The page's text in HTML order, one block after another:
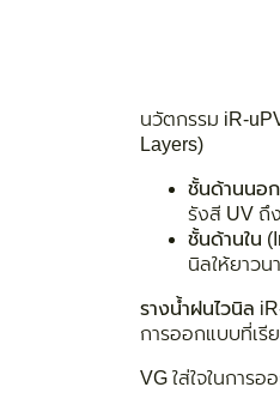
นวัตกรรม iR-
Layers)
ชั้นด้านนอก
รังสี UV ถึ
ชั้นด้านใน
นิลให้ยาวน
รางน้ำฝนไวนิล
การออกแบบที่เรี
VG ใส่ใจในการ